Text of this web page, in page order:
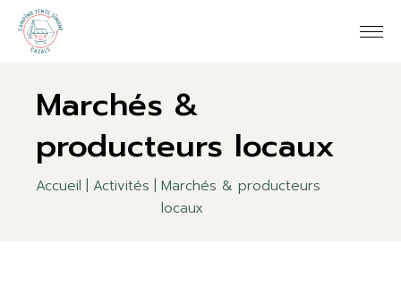
Marchés &
producteurs locaux
Accueil Activités
Marchés & producteurs
locaux